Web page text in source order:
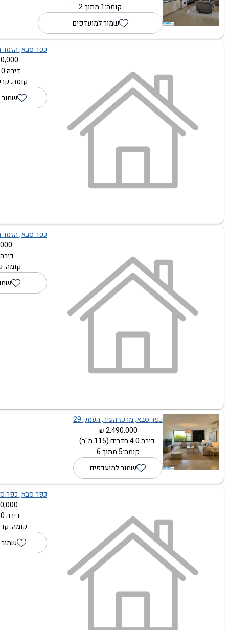
קומה:1 מתוך 2
שמור למועדפים
כפר סבא, הזמר
₪
דירה 1.0 חדרים
קומה:
שמור
כפר סבא, הזמר
₪
דירה 1.0
קומה:
כפר סבא, מרכז העיר, העמק 29
2,490,000 ₪
דירה 4.0 חדרים (115 מ"ר)
קומה:5 מתוך 6
שמור למועדפים
כפר סבא, כפר
₪
דירה 1.0 חדרים
קומה: